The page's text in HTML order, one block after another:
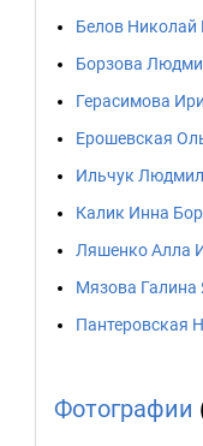
Белов Николай
Борзова
Герасимова
Ерошевская
Ильчук
Калик Инна
Ляшенко Алла
Мязова Галина
Пантеровская
Фотографии